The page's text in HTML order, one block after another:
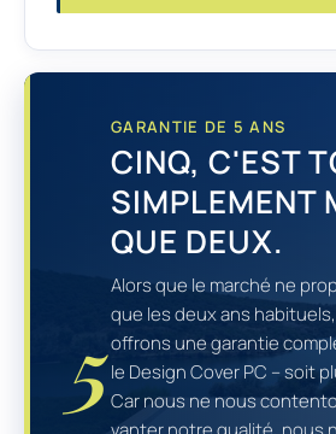
5
GARANTIE DE 5 ANS
CINQ, C'EST
SIMPLEMENT
QUE DEUX.
Alors que le marché ne
que les deux ans
offrons une garantie
le Design Cover PC – soit
Car nous ne nous